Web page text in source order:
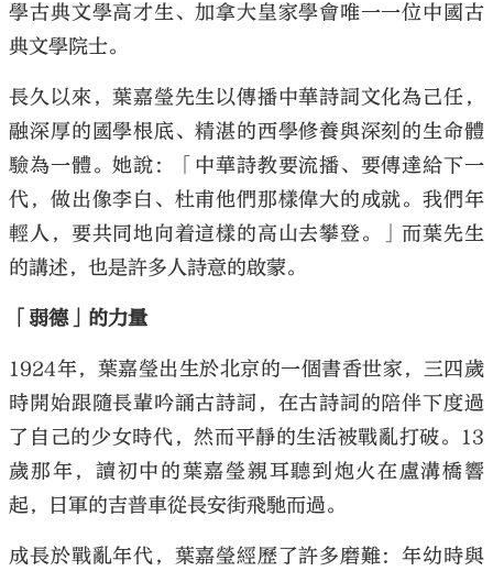
學古典文學高才生、加拿大皇家學會唯一一位中國古
典文學院士。
長久以來，葉嘉瑩先生以傳播中華詩詞文化為己任，
融深厚的國學根底、精湛的西學修養與深刻的生命體
驗為一體。她說：「中華詩教要流播、要傳達給下一
代，做出像李白、杜甫他們那樣偉大的成就。我們年
輕人，要共同地向着這樣的高山去攀登。」而葉先生
的講述，也是許多人詩意的啟蒙。
「弱德」的力量
1924年，葉嘉瑩出生於北京的一個書香世家，三四歲
時開始跟隨長輩吟誦古詩詞，在古詩詞的陪伴下度過
了自己的少女時代，然而平靜的生活被戰亂打破。13
歲那年，讀初中的葉嘉瑩親耳聽到炮火在盧溝橋響
起，日軍的吉普車從長安街飛馳而過。
成長於戰亂年代，葉嘉瑩經歷了許多磨難：年幼時與